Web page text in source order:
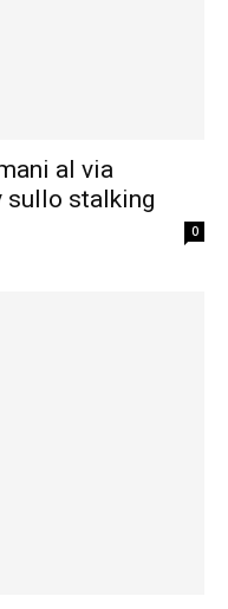
al via
sullo stalking
0